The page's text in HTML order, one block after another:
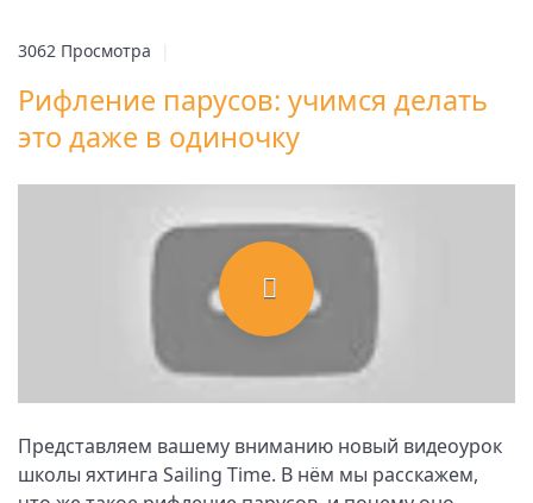
3062 Просмотра
Рифление парусов: учимся делать
это даже в одиночку
Представляем вашему вниманию новый видеоурок
школы яхтинга Sailing Time. В нём мы расскажем,